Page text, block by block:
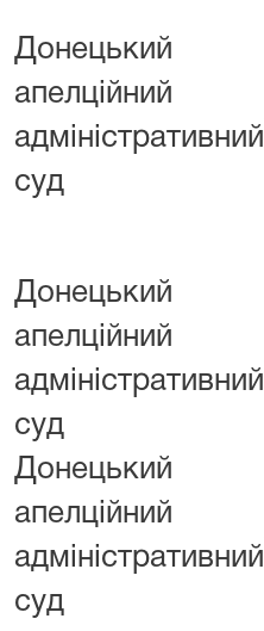
Донецький
апелційний
адміністративний
суд
Донецький
апелційний
адміністративний
суд
Донецький
апелційний
адміністративний
суд